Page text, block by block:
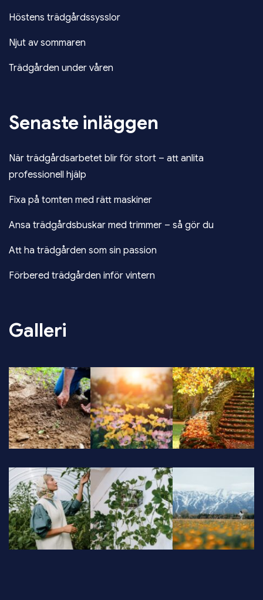
Höstens trädgårdssysslor
Njut av sommaren
Trädgården under våren
Senaste inläggen
När trädgårdsarbetet blir för stort – att anlita
professionell hjälp
Fixa på tomten med rätt maskiner
Ansa trädgårdsbuskar med trimmer – så gör du
Att ha trädgården som sin passion
Förbered trädgården inför vintern
Galleri